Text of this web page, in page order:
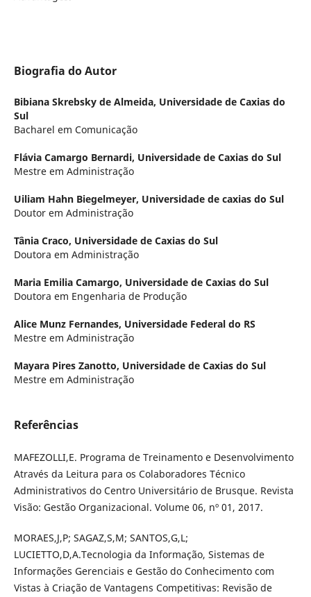
Biografia do Autor
Bibiana Skrebsky de Almeida, Universidade de Caxias do
Sul
Bacharel em Comunicação
Flávia Camargo Bernardi, Universidade de Caxias do Sul
Mestre em Administração
Uiliam Hahn Biegelmeyer, Universidade de caxias do Sul
Doutor em Administração
Tânia Craco, Universidade de Caxias do Sul
Doutora em Administração
Maria Emilia Camargo, Universidade de Caxias do Sul
Doutora em Engenharia de Produção
Alice Munz Fernandes, Universidade Federal do RS
Mestre em Administração
Mayara Pires Zanotto, Universidade de Caxias do Sul
Mestre em Administração
Referências
MAFEZOLLI,E. Programa de Treinamento e Desenvolvimento
Através da Leitura para os Colaboradores Técnico
Administrativos do Centro Universitário de Brusque. Revista
Visão: Gestão Organizacional. Volume 06, nº 01, 2017.
MORAES,J,P; SAGAZ,S,M; SANTOS,G,L;
LUCIETTO,D,A.Tecnologia da Informação, Sistemas de
Informações Gerenciais e Gestão do Conhecimento com
Vistas à Criação de Vantagens Competitivas: Revisão de